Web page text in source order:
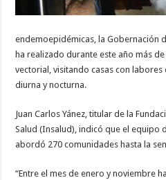
endemoepidémicas, la Gobernación
ha realizado durante este año más
vectorial, visitando casas con
diurna y nocturna.
Juan Carlos Yánez, titular de la
Salud (Insalud), indicó que el equipo
abordó 270 comunidades hasta la
“Entre el mes de enero y noviembre